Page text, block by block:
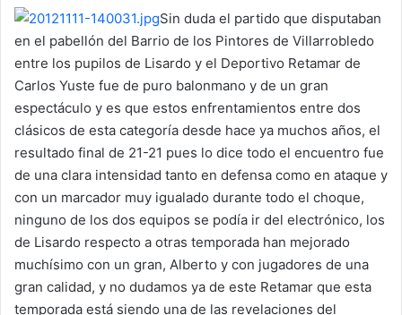
Sin duda el partido que disputaban
en el pabellón del Barrio de los Pintores de Villarrobledo
entre los pupilos de Lisardo y el Deportivo Retamar de
Carlos Yuste fue de puro balonmano y de un gran
espectáculo y es que estos enfrentamientos entre dos
clásicos de esta categoría desde hace ya muchos años, el
resultado final de 21-21 pues lo dice todo el encuentro fue
de una clara intensidad tanto en defensa como en ataque y
con un marcador muy igualado durante todo el choque,
ninguno de los dos equipos se podía ir del electrónico, los
de Lisardo respecto a otras temporada han mejorado
muchísimo con un gran, Alberto y con jugadores de una
gran calidad, y no dudamos ya de este Retamar que esta
temporada está siendo una de las revelaciones del